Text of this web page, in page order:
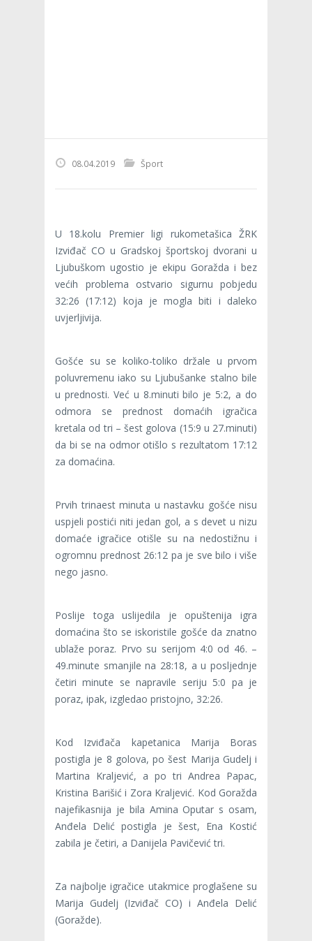
08.04.2019 Šport
U 18.kolu Premier ligi rukometašica ŽRK
Izviđač CO u Gradskoj športskoj dvorani u
Ljubuškom ugostio je ekipu Goražda i bez
većih problema ostvario sigurnu pobjedu
32:26 (17:12) koja je mogla biti i daleko
uvjerljivija.
Gošće su se koliko-toliko držale u prvom
poluvremenu iako su Ljubušanke stalno bile
u prednosti. Već u 8.minuti bilo je 5:2, a do
odmora se prednost domaćih igračica
kretala od tri – šest golova (15:9 u 27.minuti)
da bi se na odmor otišlo s rezultatom 17:12
za domaćina.
Prvih trinaest minuta u nastavku gošće nisu
uspjeli postići niti jedan gol, a s devet u nizu
domaće igračice otišle su na nedostižnu i
ogromnu prednost 26:12 pa je sve bilo i više
nego jasno.
Poslije toga uslijedila je opuštenija igra
domaćina što se iskoristile gošće da znatno
ublaže poraz. Prvo su serijom 4:0 od 46. –
49.minute smanjile na 28:18, a u posljednje
četiri minute se napravile seriju 5:0 pa je
poraz, ipak, izgledao pristojno, 32:26.
Kod Izviđača kapetanica Marija Boras
postigla je 8 golova, po šest Marija Gudelj i
Martina Kraljević, a po tri Andrea Papac,
Kristina Barišić i Zora Kraljević. Kod Goražda
najefikasnija je bila Amina Oputar s osam,
Anđela Delić postigla je šest, Ena Kostić
zabila je četiri, a Danijela Pavičević tri.
Za najbolje igračice utakmice proglašene su
Marija Gudelj (Izviđač CO) i Anđela Delić
(Goražde).